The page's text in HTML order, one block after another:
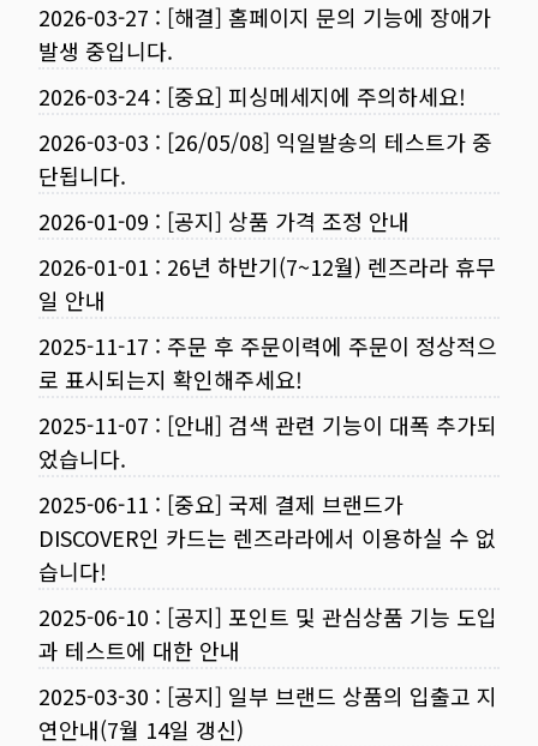
2026-03-27 : [해결] 홈페이지 문의 기능에 장애가
발생 중입니다.
2026-03-24: [중요] 피싱메세지에 주의하세요!
2026-03-03 : [26/05/08] 익일발송의 테스트가 중
단됩니다.
2026-01-09 : [공지] 상품 가격 조정 안내
2026-01-01 : 26년 하반기(7~12월) 렌즈라라 휴무
일 안내
2025-11-17 : 주문 후 주문이력에 주문이 정상적으
로 표시되는지 확인해주세요!
2025-11-07 : [안내] 검색 관련 기능이 대폭 추가되
었습니다.
2025-06-11 : [중요] 국제 결제 브랜드가
DISCOVER인 카드는 렌즈라라에서 이용하실 수 없
습니다!
2025-06-10 : [공지] 포인트 및 관심상품 기능 도입
과 테스트에 대한 안내
2025-03-30 : [공지] 일부 브랜드 상품의 입출고 지
연안내(7월 14일 갱신)